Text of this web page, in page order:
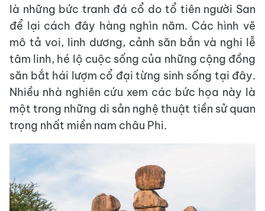
là những bức tranh đá cổ do tổ tiên người San
để lại cách đây hàng nghìn năm. Các hình vẽ
mô tả voi, linh dương, cảnh săn bắn và nghi lễ
tâm linh, hé lộ cuộc sống của những cộng đồng
săn bắt hái lượm cổ đại từng sinh sống tại đây.
Nhiều nhà nghiên cứu xem các bức họa này là
một trong những di sản nghệ thuật tiền sử quan
trọng nhất miền nam châu Phi.